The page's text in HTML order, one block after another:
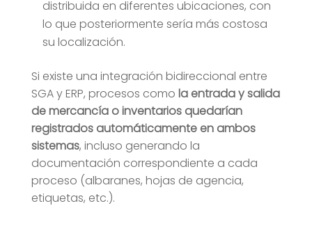
distribuida en diferentes ubicaciones, con
lo que posteriormente sería más costosa
su localización.
Si existe una integración bidireccional entre
SGA y ERP, procesos como la entrada y salida
de mercancía o inventarios quedarían
registrados automáticamente en ambos
sistemas, incluso generando la
documentación correspondiente a cada
proceso (albaranes, hojas de agencia,
etiquetas, etc.).